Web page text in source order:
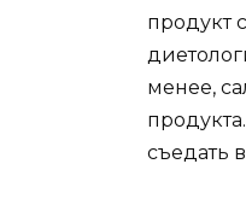
продукт
менее,
съедать